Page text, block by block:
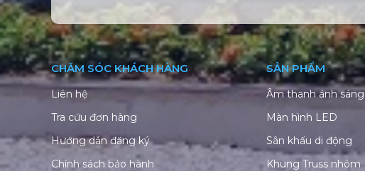
CHĂM SÓC KHÁCH HÀNG
Liên hệ
Tra cứu đơn hàng
Hướng dẫn đăng ký
Chính sách bảo hành
SẢN PHẨM
Âm thanh ánh sáng
Màn hình LED
Sân khấu di động
Khung Truss nhôm